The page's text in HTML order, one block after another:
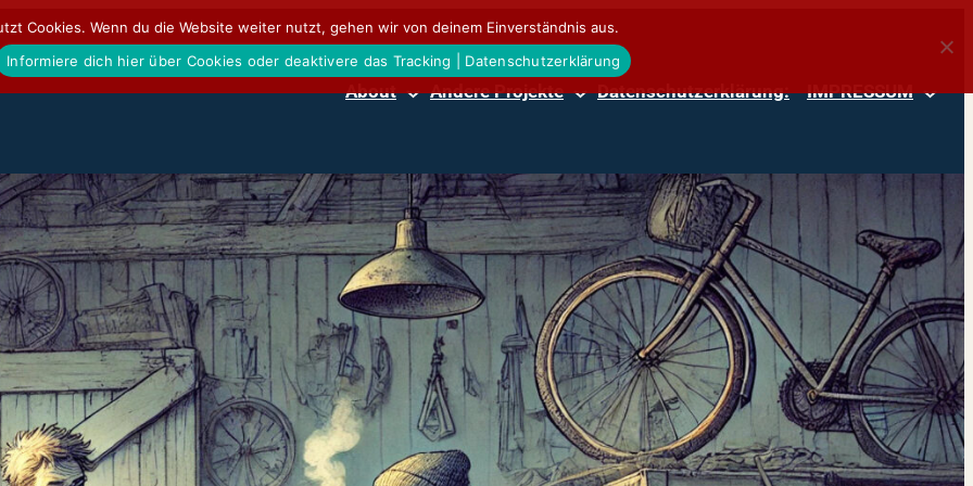
About Andere Projekte Datenschutzerklärung: IMPRESSUM
Cookies. Wenn du die Website weiter nutzt, gehen wir von deinem Einverständnis aus.
Informiere dich hier über Cookies oder deaktivere das Tracking | Datenschutzerklärung